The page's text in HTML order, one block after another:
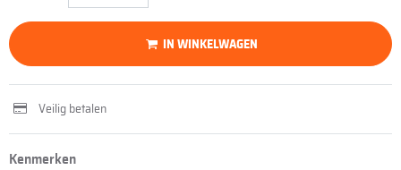
IN WINKELWAGEN
Veilig betalen
Kenmerken